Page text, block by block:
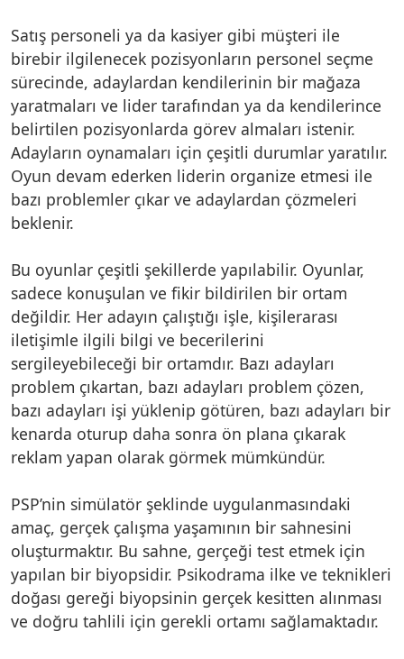
Satış personeli ya da kasiyer gibi müşteri ile
birebir ilgilenecek pozisyonların personel seçme
sürecinde, adaylardan kendilerinin bir mağaza
yaratmaları ve lider tarafından ya da kendilerince
belirtilen pozisyonlarda görev almaları istenir.
Adayların oynamaları için çeşitli durumlar yaratılır.
Oyun devam ederken liderin organize etmesi ile
bazı problemler çıkar ve adaylardan çözmeleri
beklenir.
Bu oyunlar çeşitli şekillerde yapılabilir. Oyunlar,
sadece konuşulan ve fikir bildirilen bir ortam
değildir. Her adayın çalıştığı işle, kişilerarası
iletişimle ilgili bilgi ve becerilerini
sergileyebileceği bir ortamdır. Bazı adayları
problem çıkartan, bazı adayları problem çözen,
bazı adayları işi yüklenip götüren, bazı adayları bir
kenarda oturup daha sonra ön plana çıkarak
reklam yapan olarak görmek mümkündür.
PSP’nin simülatör şeklinde uygulanmasındaki
amaç, gerçek çalışma yaşamının bir sahnesini
oluşturmaktır. Bu sahne, gerçeği test etmek için
yapılan bir biyopsidir. Psikodrama ilke ve teknikleri
doğası gereği biyopsinin gerçek kesitten alınması
ve doğru tahlili için gerekli ortamı sağlamaktadır.